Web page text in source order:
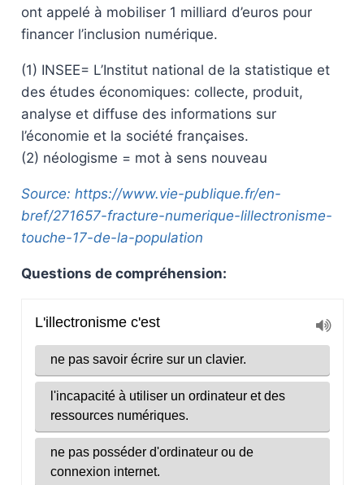
ont appelé à mobiliser 1 milliard d’euros pour
financer l’inclusion numérique.
(1) INSEE= L’Institut national de la statistique et
des études économiques: collecte, produit,
analyse et diffuse des informations sur
l’économie et la société françaises.
(2) néologisme = mot à sens nouveau
Source: https://www.vie-publique.fr/en-
bref/271657-fracture-numerique-lillectronisme-
touche-17-de-la-population
Questions de compréhension: